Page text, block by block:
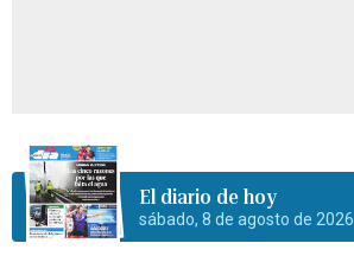
El diario de hoy
sábado, 8 de agosto de 2026